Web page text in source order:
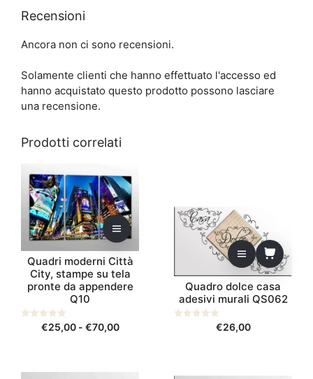
Recensioni
Ancora non ci sono recensioni.
Solamente clienti che hanno effettuato l'accesso ed
hanno acquistato questo prodotto possono lasciare
una recensione.
Prodotti correlati
Quadri moderni Città
City, stampe su tela
pronte da appendere
Q10
€25,00 - €70,00Fascia
Questo
prodotto
ha
più
varianti.
opzioni
possono
essere
scelte
nella
prodotto
Quadro dolce casa
adesivi murali QS062
€26,00